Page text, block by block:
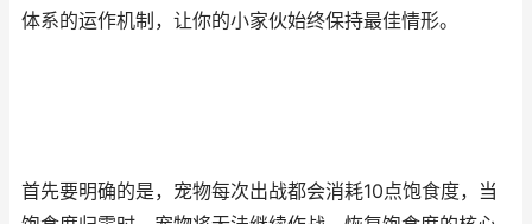
体系的运作机制，让你的小家伙始终保持最佳情形。
首先要明确的是，宠物每次出战都会消耗10点饱食度，当